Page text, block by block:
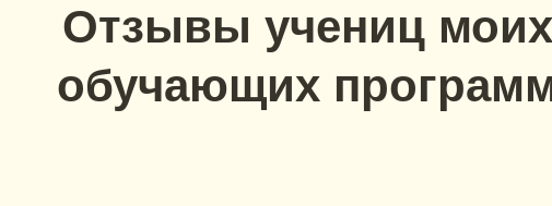
Отзывы учениц моих
обучающих